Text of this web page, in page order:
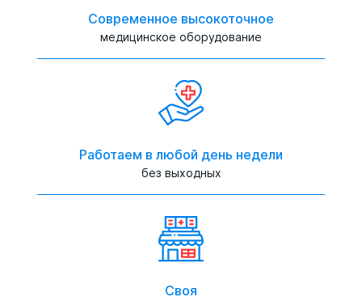
Современное высокоточное
медицинское оборудование
Работаем в любой день недели
без выходных
Своя